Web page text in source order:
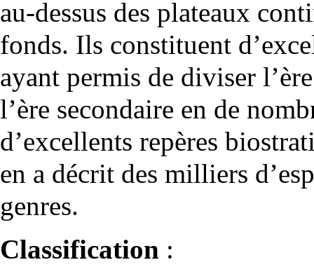
au-dessus des plateaux
fonds. Ils constituent
ayant permis de diviser
l’ère secondaire en de
d’excellents repères
en a décrit des milliers
genres.
Classification :